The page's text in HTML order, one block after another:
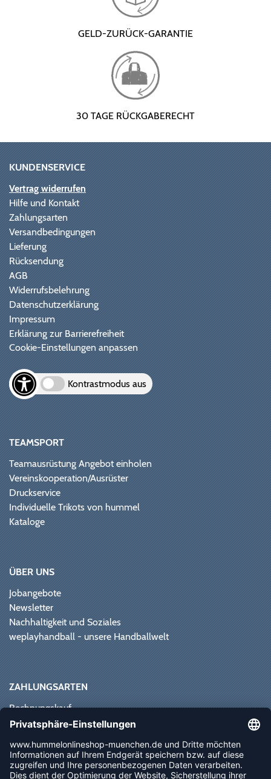
GELD-ZURÜCK-GARANTIE
30 TAGE RÜCKGABERECHT
KUNDENSERVICE
Vertrag widerrufen
Hilfe und Kontakt
Zahlungsarten
Versandbedingungen
Lieferung
Rücksendung
AGB
Widerrufsbelehrung
Datenschutzerklärung
Impressum
Erklärung zur Barrierefreiheit
Cookie-Einstellungen anpassen
Kontrastmodus aus
TEAMSPORT
Teamausrüstung Angebot einholen
Vereinskooperation/Ausrüster
Druckservice
Individuelle Trikots von hummel
Kataloge
ÜBER UNS
Jobangebote
Newsletter
Nachhaltigkeit und Soziales
weplayhandball - unsere Handballwelt
ZAHLUNGSARTEN
Rechnungskauf
Paypal
Vorkasse
Sofortüberweisung